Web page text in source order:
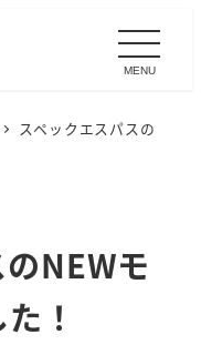
MENU
スペックエスパスの
NEWモ
！